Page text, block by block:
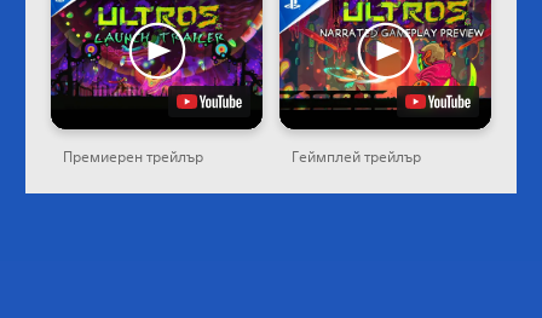
Премиерен трейлър Геймплей трейлър